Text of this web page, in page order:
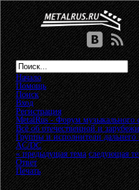
Начало
Помощь
Поиск
Вход
Регистрация
MetalRus - Форум музыкального
Всё об отечественной и
Группы и исполнители дальнего
AC/DC
« предыдущая тема следующая
Ответ
Печать